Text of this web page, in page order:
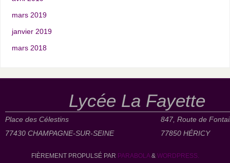
mars 2019
janvier 2019
mars 2018
Lycée La Fayette
Place des Célestins
847, Route de
77430 CHAMPAGNE-SUR-SEINE
77850 HÉRICY
FIÈREMENT PROPULSÉ PAR PARABOLA& WORDPRESS.